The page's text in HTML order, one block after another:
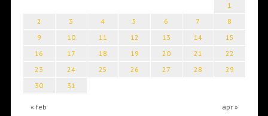
« feb ápr »
1
2
3 4 5 6 7
8
9
10 11 12 13 14
15
16
17 18 19 20 21
22
23
24 25 26 27 28
29
30
31